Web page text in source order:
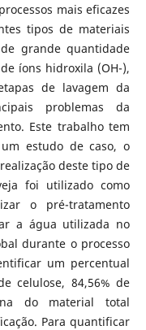
mais eficazes
tipos de materiais
grande quantidade
íons hidroxila (OH-),
de lavagem da
problemas da
Este trabalho tem
estudo de caso, o
deste tipo de
foi utilizado como
o pré-tratamento
a água utilizada no
durante o processo
um percentual
celulose, 84,56% de
do material total
Para quantificar